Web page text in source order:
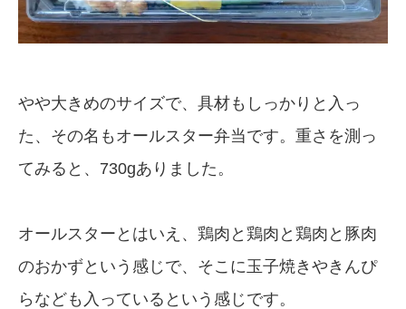
やや大きめのサイズで、具材もしっかりと入っ
た、その名もオールスター弁当です。重さを測っ
てみると、730gありました。
オールスターとはいえ、鶏肉と鶏肉と鶏肉と豚肉
のおかずという感じで、そこに玉子焼きやきんぴ
らなども入っているという感じです。